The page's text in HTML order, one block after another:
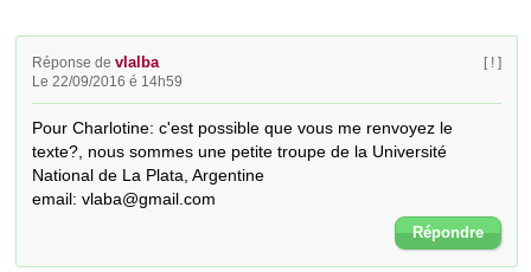
Réponse devlalba
Le 22/09/2016 é 14h59
[ ! ]
Pour Charlotine: c'est possible que vous me renvoyez le
texte?, nous sommes une petite troupe de la Université
National de La Plata, Argentine
email: vlaba@gmail.com
Répondre